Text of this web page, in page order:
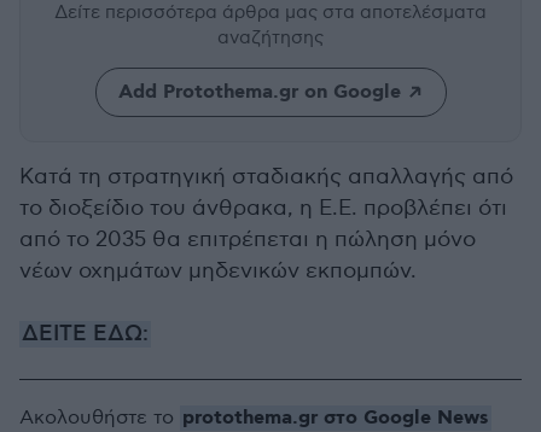
Δείτε περισσότερα άρθρα μας στα αποτελέσματα
αναζήτησης
Add Protothema.gr on Google
Κατά τη στρατηγική σταδιακής απαλλαγής από
το διοξείδιο του άνθρακα, η Ε.Ε. προβλέπει ότι
από το 2035 θα επιτρέπεται η πώληση μόνο
νέων οχημάτων μηδενικών εκπομπών.
ΔΕΙΤΕ ΕΔΩ:
Ακολουθήστε το protothema.gr στο Google News